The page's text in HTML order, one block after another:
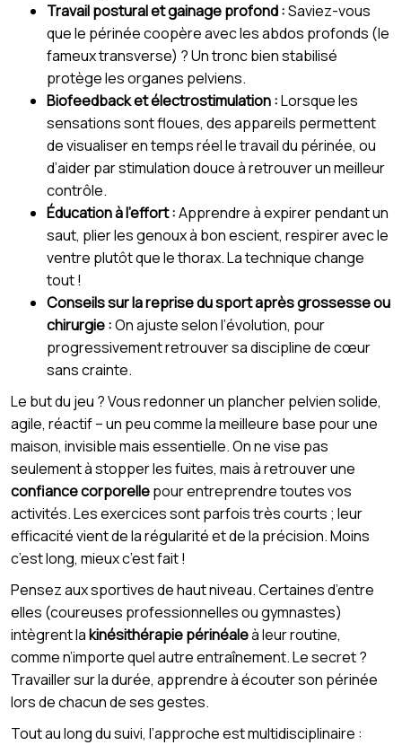
Travail postural et gainage profond :Saviez-vous
que le périnée coopère avec les abdos profonds (le
fameux transverse) ? Un tronc bien stabilisé
protège les organes pelviens.
Biofeedback et électrostimulation :Lorsque les
sensations sont floues, des appareils permettent
de visualiser en temps réel le travail du périnée, ou
d’aider par stimulation douce à retrouver un meilleur
contrôle.
Éducation à l’effort :Apprendre à expirer pendant un
saut, plier les genoux à bon escient, respirer avec le
ventre plutôt que le thorax. La technique change
tout !
Conseils sur la reprise du sport après grossesse ou
chirurgie :On ajuste selon l’évolution, pour
progressivement retrouver sa discipline de cœur
sans crainte.
Le but du jeu ? Vous redonner un plancher pelvien solide,
agile, réactif – un peu comme la meilleure base pour une
maison, invisible mais essentielle. On ne vise pas
seulement à stopper les fuites, mais à retrouver une
confiance corporellepour entreprendre toutes vos
activités. Les exercices sont parfois très courts ; leur
efficacité vient de la régularité et de la précision. Moins
c’est long, mieux c’est fait !
Pensez aux sportives de haut niveau. Certaines d’entre
elles (coureuses professionnelles ou gymnastes)
intègrent lakinésithérapie périnéaleà leur routine,
comme n’importe quel autre entraînement. Le secret ?
Travailler sur la durée, apprendre à écouter son périnée
lors de chacun de ses gestes.
Tout au long du suivi, l’approche est multidisciplinaire :